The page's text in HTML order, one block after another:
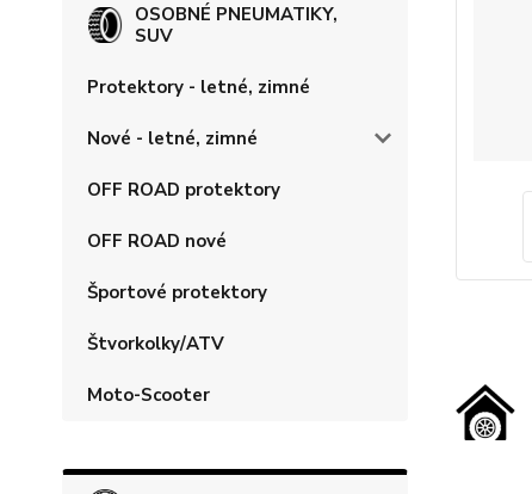
OSOBNÉ PNEUMATIKY,
SUV
Protektory - letné, zimné
Nové - letné, zimné
OFF ROAD protektory
OFF ROAD nové
Športové protektory
Štvorkolky/ATV
Moto-Scooter